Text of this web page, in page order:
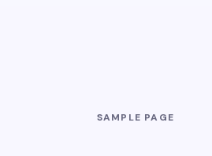
SAMPLE PAGE